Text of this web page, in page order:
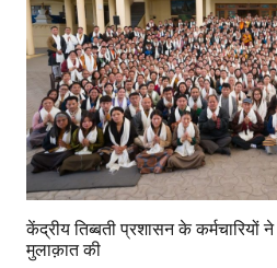
केंद्रीय तिब्बती प्रशासन के कर्मचारियों
मुलाक़ात की